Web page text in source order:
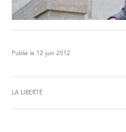
Publié le 12 juin 2012
LA LIBERTÉ